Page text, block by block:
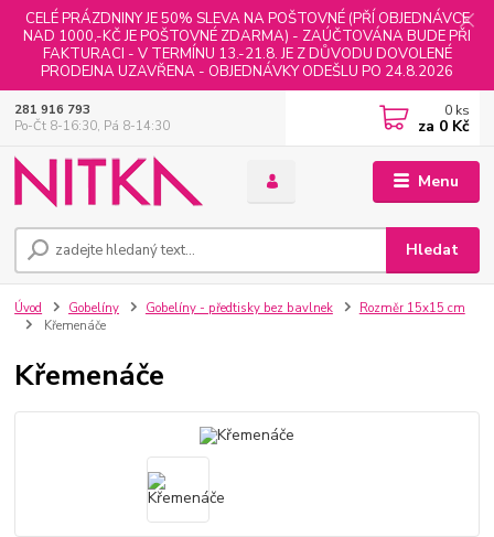
CELÉ PRÁZDNINY JE 50% SLEVA NA POŠTOVNÉ (PŘÍ OBJEDNÁVCE
NAD 1000,-KČ JE POŠTOVNÉ ZDARMA) - ZAÚČTOVÁNA BUDE PŘI
FAKTURACI - V TERMÍNU 13.-21.8. JE Z DŮVODU DOVOLENÉ
PRODEJNA UZAVŘENA - OBJEDNÁVKY ODEŠLU PO 24.8.2026
Menu
Hledat
281 916 793
Po-Čt 8-16:30, Pá 8-14:30
0 ks
za 0 Kč
Úvod Gobelíny Gobelíny - předtisky bez bavlnek
Rozměr 15x15 cm
Křemenáče
Křemenáče